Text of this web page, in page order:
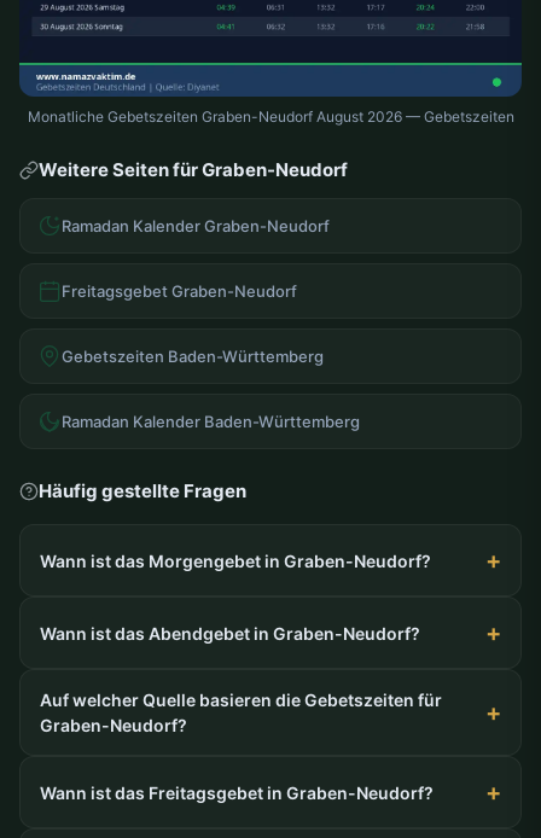
Monatliche Gebetszeiten Graben-Neudorf August 2026 — Gebetszeiten
Weitere Seiten für Graben-Neudorf
Ramadan Kalender Graben-Neudorf
Freitagsgebet Graben-Neudorf
Gebetszeiten Baden-Württemberg
Ramadan Kalender Baden-Württemberg
Häufig gestellte Fragen
Wann ist das Morgengebet in Graben-Neudorf?
Wann ist das Abendgebet in Graben-Neudorf?
Auf welcher Quelle basieren die Gebetszeiten für
Graben-Neudorf?
Wann ist das Freitagsgebet in Graben-Neudorf?